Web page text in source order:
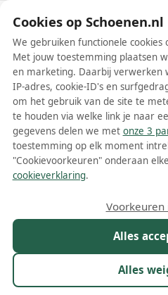
Zwarte
instappers
Meer lezen
1 Kleur
33 resultaten:
Cookies op Schoenen.nl
We gebruiken functionele
Met jouw toestemming plaatsen
en marketing. Daarbij verwerken
IP-adres, cookie-ID's en
om het gebruik van de site te
te houden via welke link je naar
gegevens delen we met onze 3
toestemming op elk moment
"Cookievoorkeuren" onderaan
cookieverklaring.
Alles
Alles
Voorkeuren